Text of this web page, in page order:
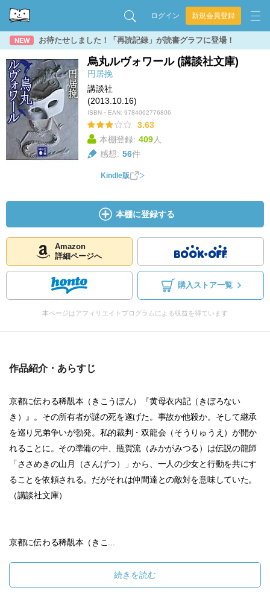
ログイン 新規会員登録
NEW お待たせしました！「再読記録」が読書グラフに登場！
烏丸ルヴォワール (講談社文庫)
円居挽
講談社
(2013.10.16)
ISBN・EAN: 9784062776806
3.63
本棚登録: 409人
感想: 56件
Kindle版
本棚に登録する
Amazon
詳細ページへ
購入ストア一覧
本ページはアフィリエイトプログラムによる収益を得ています
作品紹介・あらすじ
京都に伝わる稀覯本（きこうぼん）『黄母衣内記（きぼろない
き）』。その所有者が謎の死を遂げた。事故か他殺か。そして継承
を巡り兄弟争いが勃発。私的裁判・双龍会（そうりゅうえ）が開か
れることに。その準備の中、瓶賀流（みかがみつる）は伝説の龍師
「ささめきの山月（さんげつ）」から、一人の少女と行動を共にす
ることを依頼される。だがそれは仲間達との敵対を意味していた。
（講談社文庫）
京都に伝わる稀覯本（きこ...
続きを読む